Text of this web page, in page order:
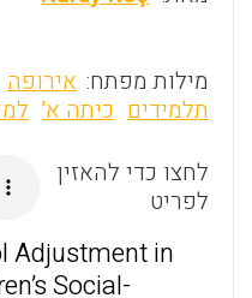
מילות מפתח: אירופה
תלמידים כיתה א'
לחצו כדי להאזין
לפריט
Adjustment in
Social-